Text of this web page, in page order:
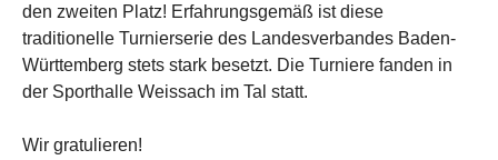
den zweiten Platz! Erfahrungsgemäß ist diese
traditionelle Turnierserie des Landesverbandes Baden-
Württemberg stets stark besetzt. Die Turniere fanden in
der Sporthalle Weissach im Tal statt.
Wir gratulieren!